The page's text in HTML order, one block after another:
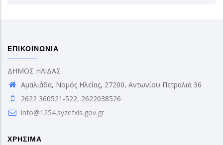
ΕΠΙΚΟΙΝΩΝΙΑ
ΔΗΜΟΣ ΗΛΙΔΑΣ
Αμαλιάδα, Νομός Ηλείας, 27200, Αντωνίου Πετραλιά 36
2622 360521-522, 2622038526
info@1254.syzefxis.gov.gr
ΧΡΗΣΙΜΑ